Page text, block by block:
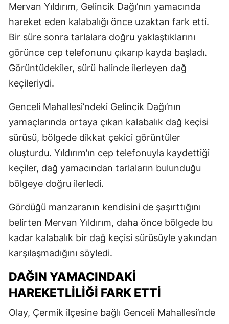
Mervan Yıldırım, Gelincik Dağı’nın yamacında
hareket eden kalabalığı önce uzaktan fark etti.
Bir süre sonra tarlalara doğru yaklaştıklarını
görünce cep telefonunu çıkarıp kayda başladı.
Görüntüdekiler, sürü halinde ilerleyen dağ
keçileriydi.
Genceli Mahallesi’ndeki Gelincik Dağı’nın
yamaçlarında ortaya çıkan kalabalık dağ keçisi
sürüsü, bölgede dikkat çekici görüntüler
oluşturdu. Yıldırım’ın cep telefonuyla kaydettiği
keçiler, dağ yamacından tarlaların bulunduğu
bölgeye doğru ilerledi.
Gördüğü manzaranın kendisini de şaşırttığını
belirten Mervan Yıldırım, daha önce bölgede bu
kadar kalabalık bir dağ keçisi sürüsüyle yakından
karşılaşmadığını söyledi.
DAĞIN YAMACINDAKİ
HAREKETLİLİĞİ FARK ETTİ
Olay, Çermik ilçesine bağlı Genceli Mahallesi’nde